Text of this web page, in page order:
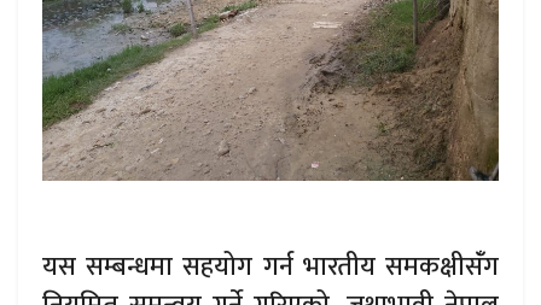
यस सम्बन्धमा सहयोग गर्न भारतीय समकक्षीसँंग